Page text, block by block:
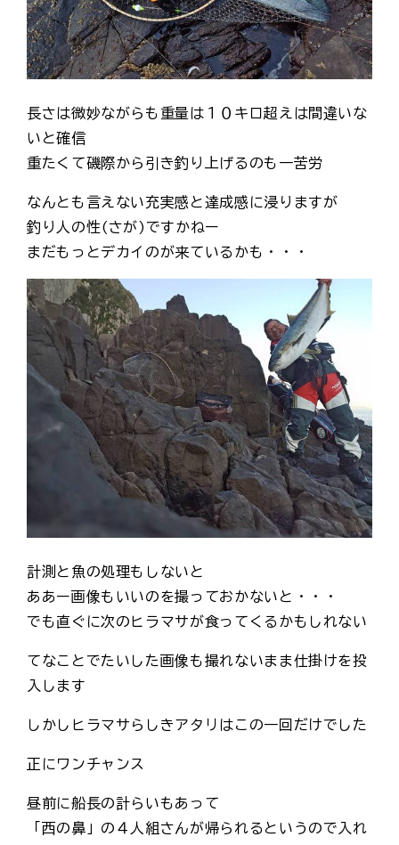
長さは微妙ながらも重量は１０キロ超えは間違いな
いと確信
重たくて磯際から引き釣り上げるのも一苦労
なんとも言えない充実感と達成感に浸りますが
釣り人の性(さが)ですかねー
まだもっとデカイのが来ているかも・・・
計測と魚の処理もしないと
ああー画像もいいのを撮っておかないと・・・
でも直ぐに次のヒラマサが食ってくるかもしれない
てなことでたいした画像も撮れないまま仕掛けを投
入します
しかしヒラマサらしきアタリはこの一回だけでした
正にワンチャンス
昼前に船長の計らいもあって
「西の鼻」の４人組さんが帰られるというので入れ